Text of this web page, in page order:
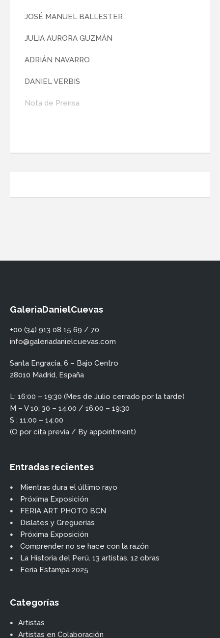
JOSÉ MANUEL BALLESTER
JULIA AURORA GUZMÁN
ADRIÁN NAVARRO
DANIEL VERBIS
Nota de Prensa
GaleríaDanielCuevas
+00 (34) 913 08 15 69 / 70
info@galeriadanielcuevas.com
Santa Engracia, 6 – Bajo Centro
28010 Madrid, España
L: 16:00 – 19:30 (Mes de Julio cerrado por la tarde)
M – V 10: 30 – 14.00 / 16:00 – 19:30
S : 11:00 – 14:00
(O por cita previa / By appointment)
Entradas recientes
Mientras dura el último rayo
Próxima Exposición
FERIA ART PHOTO BCN
Dislates y Greguerías
Próxima Exposición
Comprender no se hace con la razón
La Historia del Perú. 13 artistas, 12 obras
Feria Estampa 2025
Categorías
Artistas
Artistas en Colaboración